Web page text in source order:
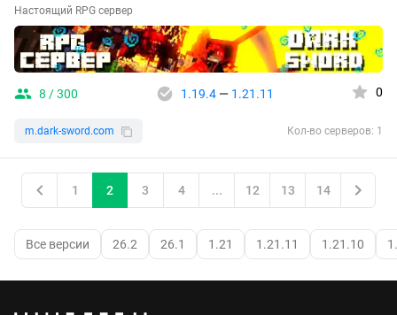
Настоящий RPG сервер
8 / 300 1.19.4— 1.21.11 0
m.dark-sword.com Кол-во серверов: 1
1 2 3 4 ... 12 13 14
Все версии 26.2 26.1 1.21 1.21.11 1.21.10